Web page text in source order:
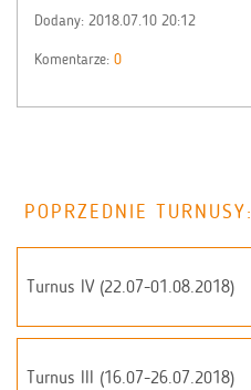
Dodany: 2018.07.10 20:12
Komentarze: 0
POPRZEDNIE TURNUSY:
Turnus IV (22.07-01.08.2018)
Turnus III (16.07-26.07.2018)